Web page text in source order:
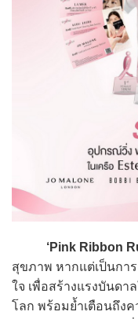
‘Pink Ribbon
สุขภาพ หากแต่เป็นกา
ใจ เพื่อสร้างแรงบันดา
โลก พร้อมย้ำเตือนถึง